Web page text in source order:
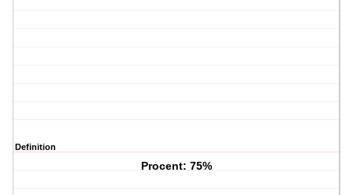
Definition
Procent: 75%